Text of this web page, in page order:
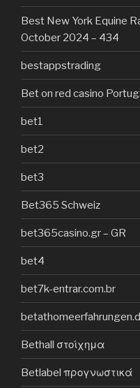
Best New York Equine
October 2024 – 434
bestappstrading
Bet on red casino
bet1
bet2
bet3
Bet365 Schweiz
bet365casino.gr – GR
bet4
bet7k-entrar.com.br
Bethall στοίχημα
Betlabel προγνωστικά